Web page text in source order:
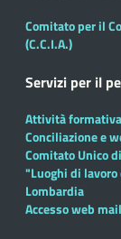
Comitato per il
(C.C.I.A.)
Servizi per il
Attività formativa
Conciliazione e
Comitato Unico
"Luoghi di lavoro
Lombardia
Accesso web mail